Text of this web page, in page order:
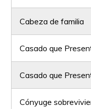
Cabeza de familia
Casado que
Casado que
Cónyuge